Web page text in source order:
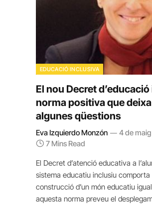
EDUCACIÓ INCLUSIVA
El nou Decret
norma positiva que
algunes qüestions
Eva Izquierdo Monzón
4 de
7 Mins Read
El Decret d’atenció educativa a
sistema educatiu inclusiu comporta
construcció d’un món educatiu
aquesta norma preveu el